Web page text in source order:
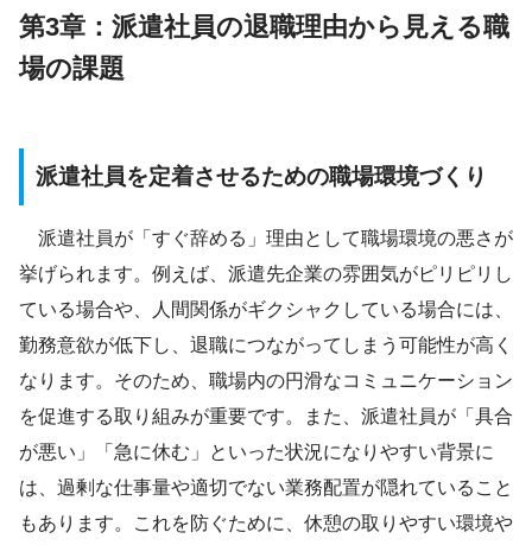
第3章：派遣社員の退職理由から見える職
場の課題
派遣社員を定着させるための職場環境づくり
派遣社員が「すぐ辞める」理由として職場環境の悪さが
挙げられます。例えば、派遣先企業の雰囲気がピリピリし
ている場合や、人間関係がギクシャクしている場合には、
勤務意欲が低下し、退職につながってしまう可能性が高く
なります。そのため、職場内の円滑なコミュニケーション
を促進する取り組みが重要です。また、派遣社員が「具合
が悪い」「急に休む」といった状況になりやすい背景に
は、過剰な仕事量や適切でない業務配置が隠れていること
もあります。これを防ぐために、休憩の取りやすい環境や